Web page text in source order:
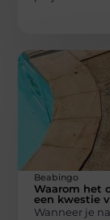
Beabingo
Waarom het
een kwestie
Wanneer je